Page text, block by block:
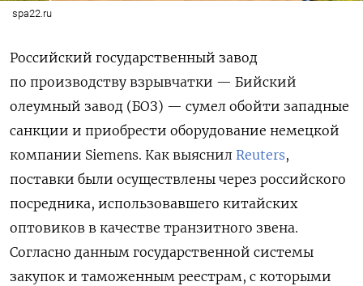
spa22.ru
Российский государственный завод
по производству взрывчатки — Бийский
олеумный завод (БОЗ) — сумел обойти западные
санкции и приобрести оборудование немецкой
компании Siemens. Как выяснил Reuters,
поставки были осуществлены через российского
посредника, использовавшего китайских
оптовиков в качестве транзитного звена.
Согласно данным государственной системы
закупок и таможенным реестрам, с которыми